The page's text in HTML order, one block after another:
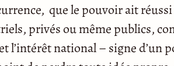
que le pouvoir ait réussi
privés ou même publics,
l’intérêt national – signe d’un